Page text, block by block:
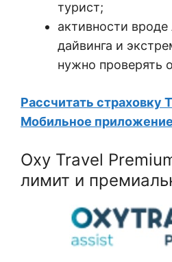
турист;
активности
дайвинга и
нужно проверять
Рассчитать страховку
Мобильное
Oxy Travel
лимит и